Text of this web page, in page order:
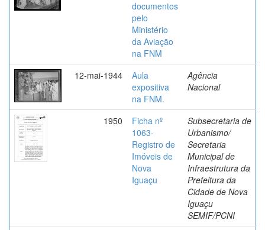
documentos
pelo
Ministério
da Aviação
na FNM
12-mai-1944
Aula
expositiva
na FNM.
Agência
Nacional
1950
Ficha nº
1063-
Registro de
Imóveis de
Nova
Iguaçu
Subsecretaria de
Urbanismo/
Secretaria
Municipal de
Infraestrutura da
Prefeitura da
Cidade de Nova
Iguaçu
SEMIF/PCNI